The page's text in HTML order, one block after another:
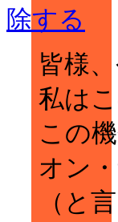
除する
皆様
私は
この
オン
（と